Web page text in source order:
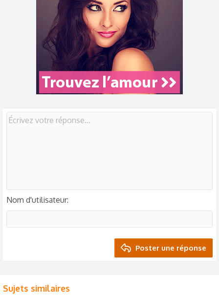
Et Personne ne dit Rien ..
Nom d'utilisateur
Poster une réponse
Sujets similaires